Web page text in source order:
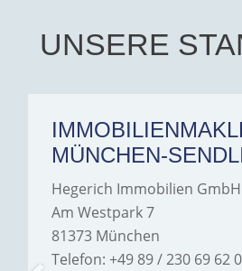
UNSERE
MÜNCHEN-
Hegerich Immobilien GmbH
Am Westpark 7
81373 München
Telefon: +49 89 / 230 69 62 0